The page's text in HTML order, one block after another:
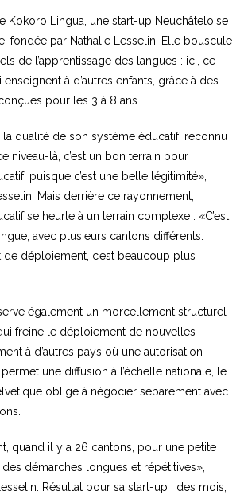
Kokoro Lingua, une start-up Neuchâteloise
fondée par Nathalie Lesselin. Elle bouscule
de l’apprentissage des langues : ici, ce
à d’autres enfants, grâce à des
pour les 3 à 8 ans.
la qualité de son système éducatif, reconnu
niveau-là, c’est un bon terrain pour
puisque c’est une belle légitimité»,
Mais derrière ce rayonnement,
se heurte à un terrain complexe : «C’est
avec plusieurs cantons différents.
de déploiement, c’est beaucoup plus
également un morcellement structurel
freine le déploiement de nouvelles
à d’autres pays où une autorisation
une diffusion à l’échelle nationale, le
oblige à négocier séparément avec
quand il y a 26 cantons, pour une petite
démarches longues et répétitives»,
Résultat pour sa start-up : des mois,